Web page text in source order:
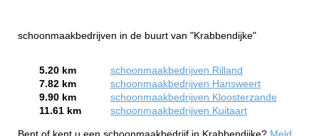
schoonmaakbedrijven in de buurt van "Krabbendijke"
5.20 km
schoonmaakbedrijven Rilland
7.82 km
schoonmaakbedrijven Hansweert
9.90 km
schoonmaakbedrijven Kloosterzande
11.61 km
schoonmaakbedrijven Kuitaart